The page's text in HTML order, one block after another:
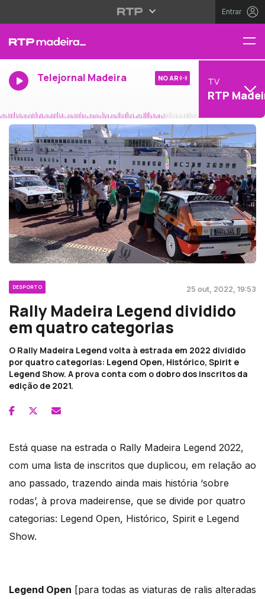
Entrar
Telejornal Madeira NO AR TV
RTP
DESPORTO 25 out, 2022, 19:53
Rally Madeira Legend dividido
em quatro categorias
O Rally Madeira Legend volta à estrada em 2022 dividido
por quatro categorias: Legend Open, Histórico, Spirit e
Legend Show. A prova conta com o dobro dos inscritos da
edição de 2021.
Está quase na estrada o Rally Madeira Legend 2022,
com uma lista de inscritos que duplicou, em relação ao
ano passado, trazendo ainda mais história ‘sobre
rodas’, à prova madeirense, que se divide por quatro
categorias: Legend Open, Histórico, Spirit e Legend
Show.
Legend Open [para todas as viaturas de ralis alteradas